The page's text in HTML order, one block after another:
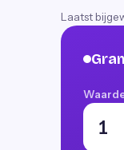
Laatst